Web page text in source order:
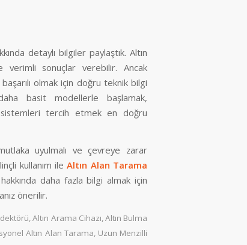
detaylı bilgiler paylaştık. Altın
verimli sonuçlar verebilir. Ancak
olmak için doğru teknik bilgi
basit modellerle başlamak,
tercih etmek en doğru
uyulmalı ve çevreye zarar
kullanım ileAltın Alan Tarama
daha fazla bilgi almak için
önerilir.
,Altın Arama Cihazı,Altın Bulma
Altın Alan Tarama, Uzun Menzilli